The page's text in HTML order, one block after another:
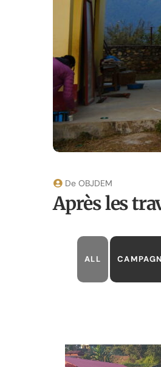
De OBJDEM
Après les
ALL